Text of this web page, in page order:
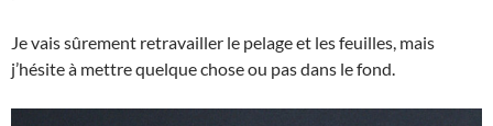
Je vais sûrement retravailler le pelage et les feuilles, mais
j’hésite à mettre quelque chose ou pas dans le fond.